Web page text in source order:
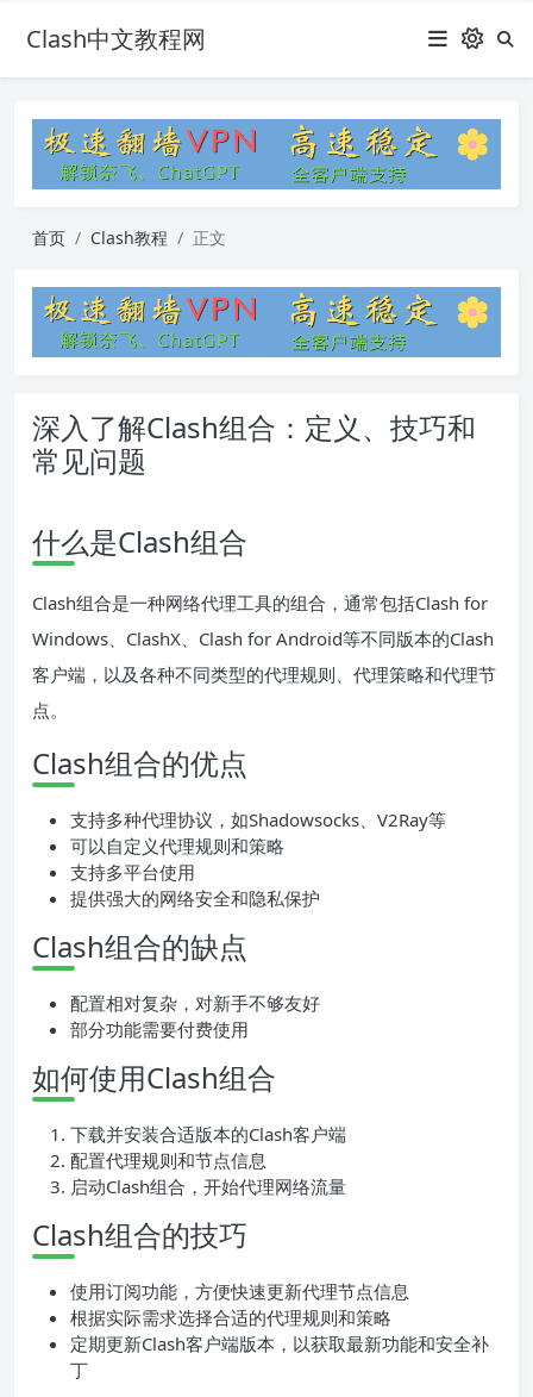
Clash中文教程网
首页 Clash教程 正文
深入了解Clash组合：定义、技巧和
常见问题
什么是Clash组合
Clash组合是一种网络代理工具的组合，通常包括Clash for
Windows、ClashX、Clash for Android等不同版本的Clash
客户端，以及各种不同类型的代理规则、代理策略和代理节
点。
Clash组合的优点
支持多种代理协议，如Shadowsocks、V2Ray等
可以自定义代理规则和策略
支持多平台使用
提供强大的网络安全和隐私保护
Clash组合的缺点
配置相对复杂，对新手不够友好
部分功能需要付费使用
如何使用Clash组合
下载并安装合适版本的Clash客户端
配置代理规则和节点信息
启动Clash组合，开始代理网络流量
Clash组合的技巧
使用订阅功能，方便快速更新代理节点信息
根据实际需求选择合适的代理规则和策略
定期更新Clash客户端版本，以获取最新功能和安全补
丁